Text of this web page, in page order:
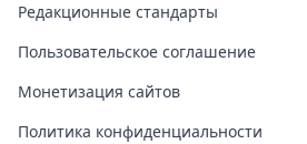
Редакционные стандарты
Пользовательское соглашение
Монетизация сайтов
Политика конфиденциальности